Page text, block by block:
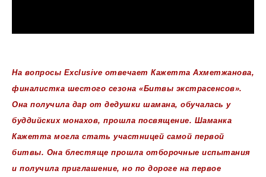
На вопросы Exclusive отвечает Кажетта Ахметжанова,
финалистка шестого сезона «Битвы экстрасенсов».
Она получила дар от дедушки шамана, обучалась у
буддийских монахов, прошла посвящение. Шаманка
Кажетта могла стать участницей самой первой
битвы. Она блестяще прошла отборочные испытания
и получила приглашение, но по дороге на первое